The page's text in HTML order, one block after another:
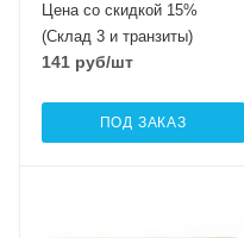
Цена со скидкой 15%
(Склад 3 и транзиты)
141 руб/шт
ПОД ЗАКАЗ